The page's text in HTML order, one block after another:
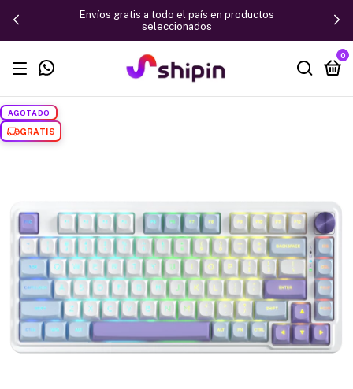
Envíos gratis a todo el país en productos
seleccionados
0
AGOTADO
GRATIS